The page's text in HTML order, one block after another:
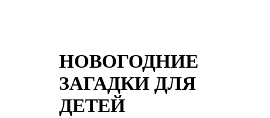
НОВОГОДНИЕ
ЗАГАДКИ ДЛЯ
ДЕТЕЙ